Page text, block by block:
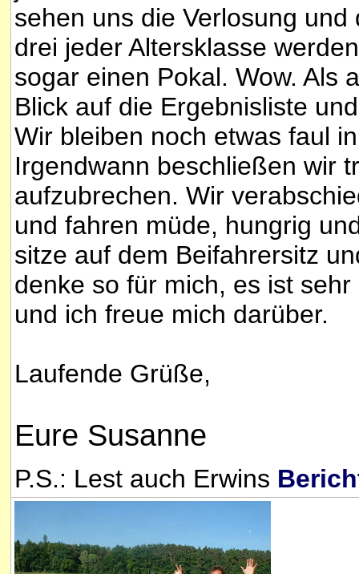
sehen uns die Verlosung
drei jeder Altersklasse
sogar einen Pokal. Wow. Als
Blick auf die Ergebnisliste
Wir bleiben noch etwas faul
Irgendwann beschließen wir
aufzubrechen. Wir
und fahren müde, hungrig
sitze auf dem Beifahrersitz
denke so für mich, es ist
und ich freue mich darüber.
Laufende Grüße,
Eure Susanne
P.S.: Lest auch Erwins